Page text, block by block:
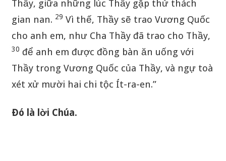
Thầy, giữa những lúc Thầy gặp thử thách
gian nan. 29 Vì thế, Thầy sẽ trao Vương Quốc
cho anh em, như Cha Thầy đã trao cho Thầy,
30 để anh em được đồng bàn ăn uống với
Thầy trong Vương Quốc của Thầy, và ngự toà
xét xử mười hai chi tộc Ít-ra-en.”
Ðó là lời Chúa.